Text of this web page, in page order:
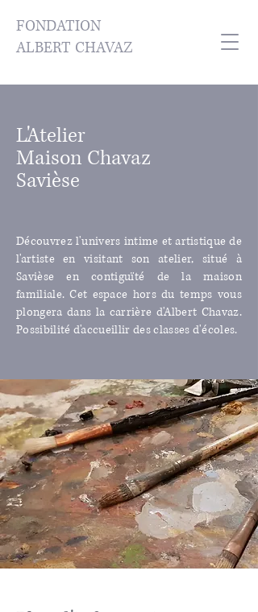
FONDATION
ALBERT CHAVAZ
L'Atelier
Maison Chavaz
Savièse
Découvrez l'univers intime et artistique de
l'artiste en visitant son atelier, situé à
Savièse en contiguïté de la maison
familiale.​​ Cet espace hors du temps vous
plongera dans la carrière d'Albert Chavaz.​​
Possibilité d'accueillir des classes d'écoles.​​